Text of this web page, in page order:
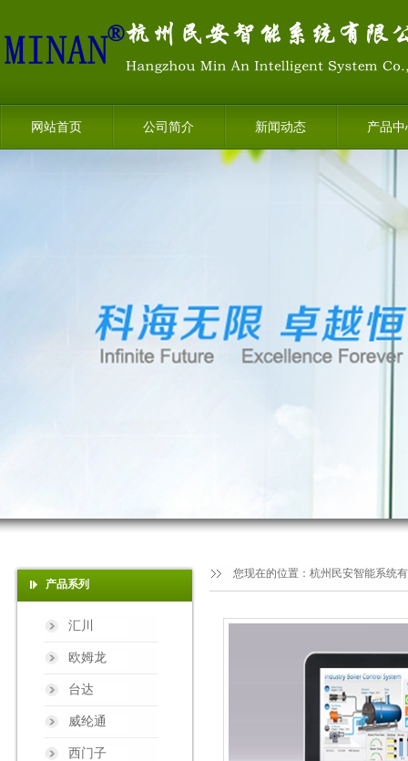
网站首页 公司简介 新闻动态 产品中
产品系列
汇川
欧姆龙
台达
威纶通
西门子
您现在的位置： 杭州民安智能系统